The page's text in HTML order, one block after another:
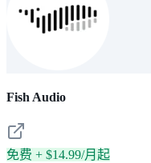
Fish Audio
免费 + $14.99/月起